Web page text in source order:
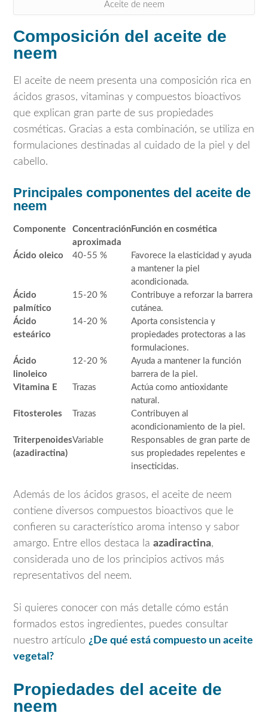
Aceite de neem
Composición del aceite de
neem
El aceite de neem presenta una composición rica en
ácidos grasos, vitaminas y compuestos bioactivos
que explican gran parte de sus propiedades
cosméticas. Gracias a esta combinación, se utiliza en
formulaciones destinadas al cuidado de la piel y del
cabello.
Principales componentes del aceite de
neem
Componente
Concentración
aproximada
Función en cosmética
Ácido oleico 40-55 %
Favorece la elasticidad y ayuda
a mantener la piel
acondicionada.
Ácido
palmítico
15-20 %
Contribuye a reforzar la barrera
cutánea.
Ácido
esteárico
14-20 %
Aporta consistencia y
propiedades protectoras a las
formulaciones.
Ácido
linoleico
12-20 %
Ayuda a mantener la función
barrera de la piel.
Vitamina E
Trazas
Actúa como antioxidante
natural.
Fitosteroles
Trazas
Contribuyen al
acondicionamiento de la piel.
Triterpenoides
(azadiractina)
Variable
Responsables de gran parte de
sus propiedades repelentes e
insecticidas.
Además de los ácidos grasos, el aceite de neem
contiene diversos compuestos bioactivos que le
confieren su característico aroma intenso y sabor
amargo. Entre ellos destaca la azadiractina,
considerada uno de los principios activos más
representativos del neem.
Si quieres conocer con más detalle cómo están
formados estos ingredientes, puedes consultar
nuestro artículo ¿De qué está compuesto un aceite
vegetal?
Propiedades del aceite de
neem